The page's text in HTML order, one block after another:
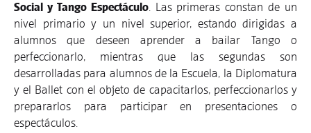
Social y Tango Espectáculo. Las primeras constan de un
nivel primario y un nivel superior, estando dirigidas a
alumnos que deseen aprender a bailar Tango o
perfeccionarlo, mientras que las segundas son
desarrolladas para alumnos de la Escuela, la Diplomatura
y el Ballet con el objeto de capacitarlos, perfeccionarlos y
prepararlos para participar en presentaciones o
espectáculos.